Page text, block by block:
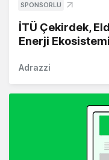
SPONSORLU
İTÜ Çekirdek,
Enerji
Adrazzi